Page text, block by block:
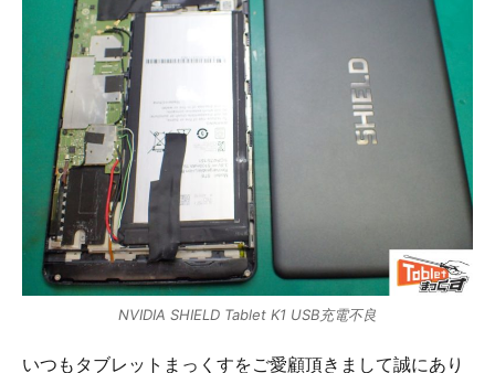
NVIDIA SHIELD Tablet K1 USB充電不良
いつもタブレットまっくすをご愛顧頂きまして誠にあり